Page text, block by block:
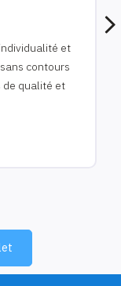
et
contours
qualité et